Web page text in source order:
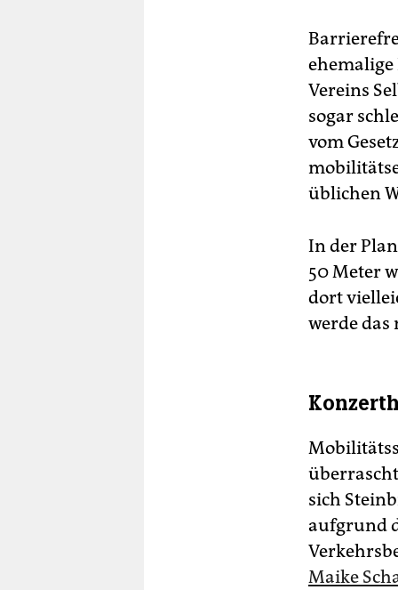
Vereins
sogar
vom
üblichen
In der
50 Meter
dort
werde
sich
aufgrund
Maike